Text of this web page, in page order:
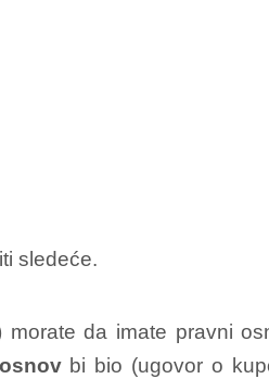
sledeće.
da imate pravni
bi bio (ugovor o